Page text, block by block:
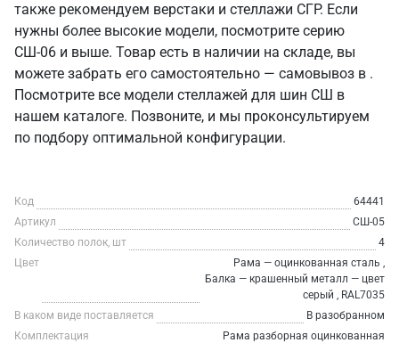
также рекомендуем верстаки и стеллажи СГР. Если
нужны более высокие модели, посмотрите серию
СШ-06 и выше. Товар есть в наличии на складе, вы
можете забрать его самостоятельно — самовывоз в .
Посмотрите все модели стеллажей для шин СШ в
нашем каталоге. Позвоните, и мы проконсультируем
по подбору оптимальной конфигурации.
Код
64441
Артикул
СШ-05
Количество полок, шт
4
Цвет
Рама — оцинкованная сталь ,
Балка — крашенный металл — цвет
серый , RAL7035
В каком виде поставляется
В разобранном
Комплектация
Рама разборная оцинкованная